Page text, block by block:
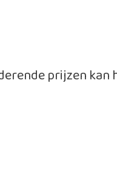
prijzen